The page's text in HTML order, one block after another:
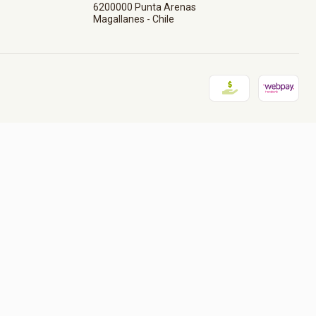
6200000 Punta Arenas
Magallanes - Chile